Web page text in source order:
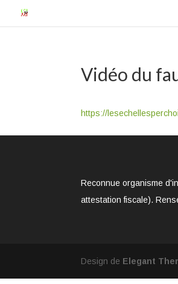
Vidéo du
https://
Reconnue organisme
attestation fiscale).
Design de Elegant